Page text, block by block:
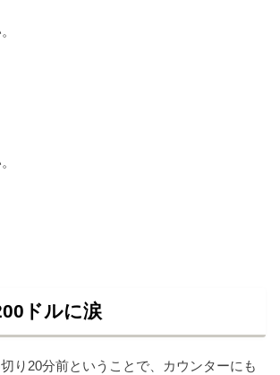
ドルに涙
り20分前ということで、カウンターにも